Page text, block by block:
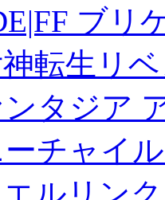
ブリ
転生リ
タジア
チャイ